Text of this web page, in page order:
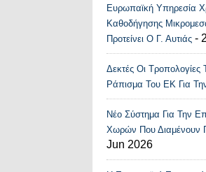
Ευρωπαϊκή Υπηρεσία
Καθοδήγησης
Προτείνει Ο Γ. Αυτιάς -
Δεκτές Οι
Ράπισμα Του ΕΚ Για
Νέο Σύστημα Για Την
Χωρών Που Διαμένουν
Jun 2026